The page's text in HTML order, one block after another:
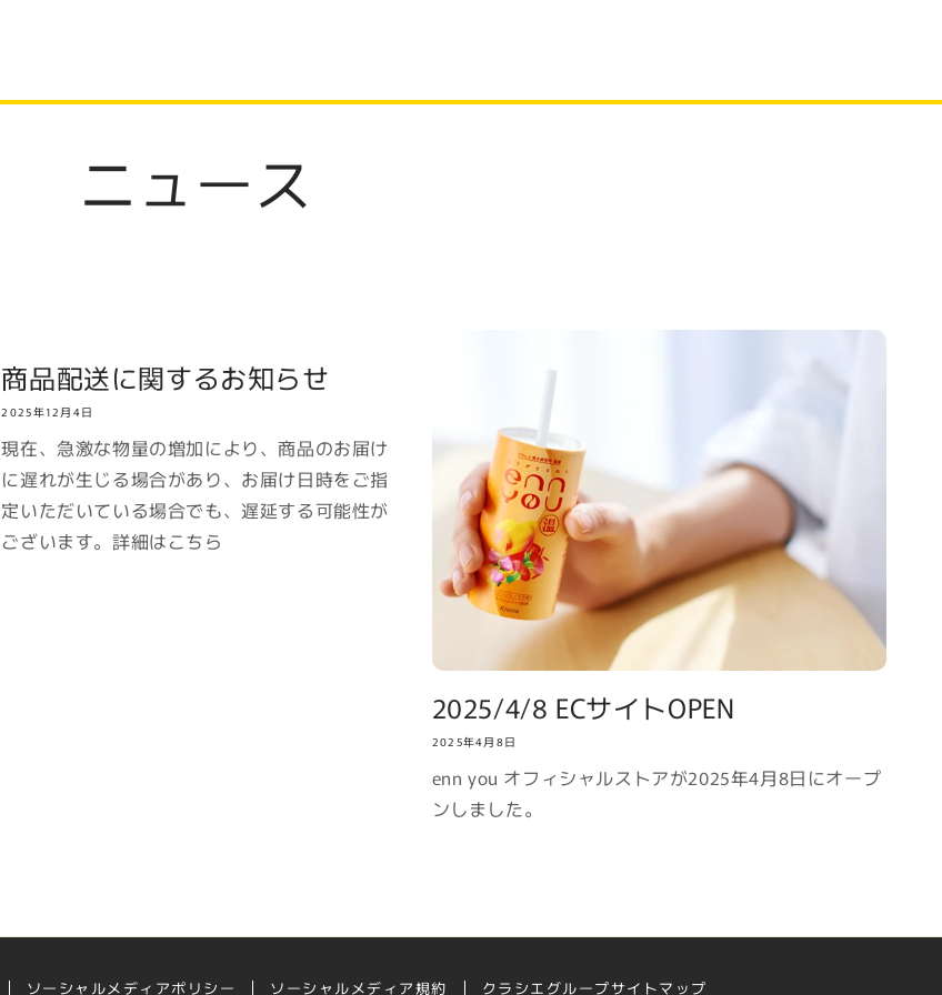
ニュース
商品配送に関するお知らせ
2025年12月4日
現在、急激な物量の増加により、商品のお届け
に遅れが生じる場合があり、お届け日時をご指
定いただいている場合でも、遅延する可能性が
ございます。詳細はこちら
2025/4/8 ECサイトOPEN
2025年4月8日
enn you オフィシャルストアが2025年4月8日にオープ
ンしました。
ソーシャルメディアポリシー ソーシャルメディア規約 クラシエグループサイトマップ